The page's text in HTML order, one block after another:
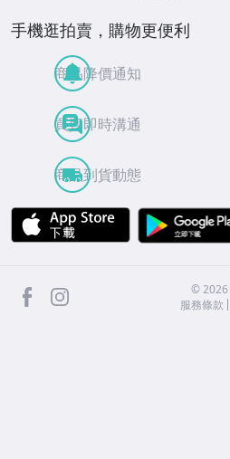
手機逛拍賣，購物更便利
商品降價通知
買賣即時溝通
商品到貨動態
APP Store
facebook ©2026
服務條款